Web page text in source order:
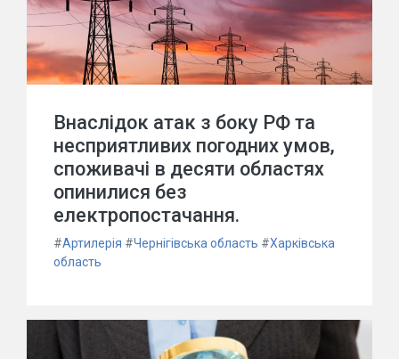
Внаслідок атак з боку РФ та
несприятливих погодних умов,
споживачі в десяти областях
опинилися без
електропостачання.
#Артилерія #Чернігівська область #Харківська
область